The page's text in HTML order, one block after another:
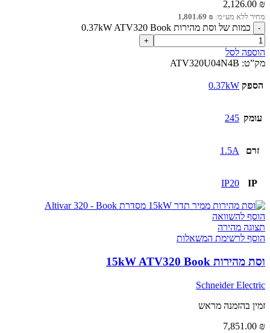
2,126.00 ₪
מחיר ללא מע״מ: 1,801.69 ₪
כמות של וסת מהירות 0.37kW ATV320 Book
הוספה לסל
מק”ט: ATV320U04N4B
הספק 0.37kW
עומק 245
זרם 1.5A
IP
IP20
הוסף להשוואה
תצוגה מהירה
הוסף לרשימת המשאלות
וסת מהירות 15kW ATV320 Book
Schneider Electric
זמין בהזמנה מראש
7,851.00 ₪